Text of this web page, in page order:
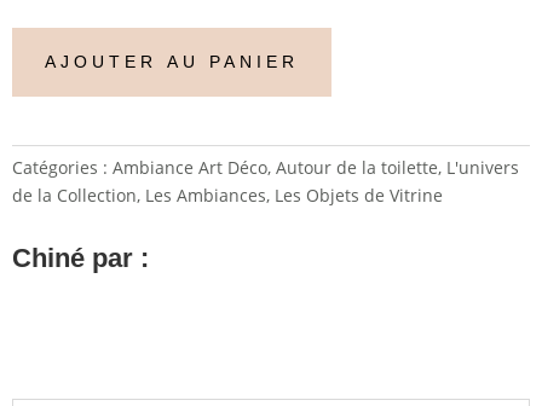
AJOUTER AU PANIER
Catégories : Ambiance Art Déco, Autour de la toilette, L'univers
de la Collection, Les Ambiances, Les Objets de Vitrine
Chiné par :